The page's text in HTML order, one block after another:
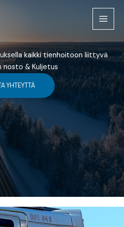
kaikki tienhoitoon liittyvä
& Kuljetus
YHTEYTTÄ